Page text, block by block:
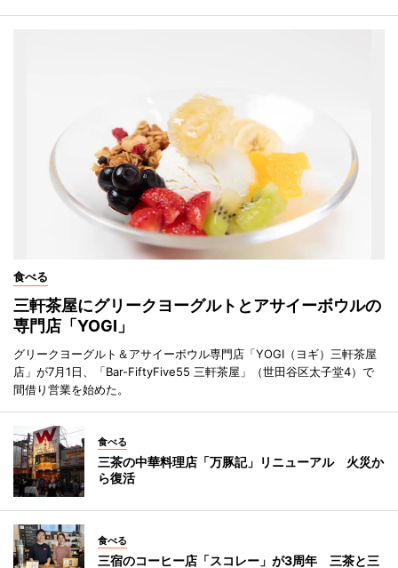
食べる
三軒茶屋にグリークヨーグルトとアサイーボウルの
専門店「YOGI」
グリークヨーグルト＆アサイーボウル専門店「YOGI（ヨギ）三軒茶屋
店」が7月1日、「Bar-FiftyFive55 三軒茶屋」（世田谷区太子堂4）で
間借り営業を始めた。
食べる
三茶の中華料理店「万豚記」リニューアル 火災か
ら復活
食べる
三宿のコーヒー店「スコレー」が3周年 三茶と三